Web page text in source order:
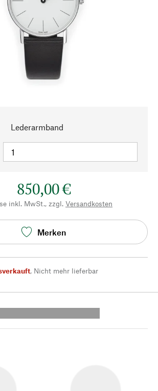
Lederarmband
850,00 €
inkl. MwSt., zzgl. Versandkosten
Merken
, Nicht mehr lieferbar